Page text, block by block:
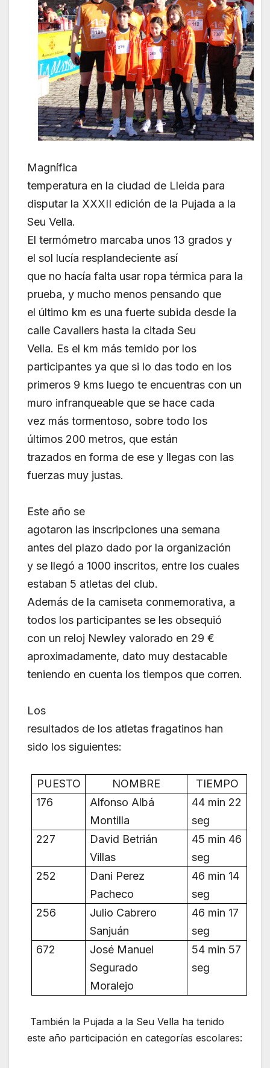
Magnífica
temperatura en la ciudad de Lleida para
disputar la XXXII edición de la Pujada a la
Seu Vella.
El termómetro marcaba unos 13 grados y
el sol lucía resplandeciente así
que no hacía falta usar ropa térmica para la
prueba, y mucho menos pensando que
el último km es una fuerte subida desde la
calle Cavallers hasta la citada Seu
Vella. Es el km más temido por los
participantes ya que si lo das todo en los
primeros 9 kms luego te encuentras con un
muro infranqueable que se hace cada
vez más tormentoso, sobre todo los
últimos 200 metros, que están
trazados en forma de ese y llegas con las
fuerzas muy justas.
Este año se
agotaron las inscripciones una semana
antes del plazo dado por la organización
y se llegó a 1000 inscritos, entre los cuales
estaban 5 atletas del club.
Además de la camiseta conmemorativa, a
todos los participantes se les obsequió
con un reloj Newley valorado en 29 €
aproximadamente, dato muy destacable
teniendo en cuenta los tiempos que corren.
Los
resultados de los atletas fragatinos han
sido los siguientes:
PUESTO NOMBRE
TIEMPO
176
Alfonso Albá
Montilla
44 min 22
seg
227
David Betrián
Villas
45 min 46
seg
252
Dani Perez
Pacheco
46 min 14
seg
256
Julio Cabrero
Sanjuán
46 min 17
seg
672
José Manuel
Segurado
Moralejo
54 min 57
seg
También la Pujada a la Seu Vella ha tenido
este año participación en categorías escolares: